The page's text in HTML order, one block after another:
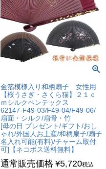
金箔模様入り和柄扇子 女性用
【桜うさぎ・さくら猫】２１ｃ
ｍシルクペンテックス
62147-F49-03/F49-04/F49-06/
扇面・シルク/扇骨・竹
[母の日 プレゼント/ギフト/おし
ゃれ/外国人お土産/和柄扇子/扇子
名入れ可能(有料)/チャーム取付
可]【ネコポス送料無料】
通常販売価格 ¥5,720税込